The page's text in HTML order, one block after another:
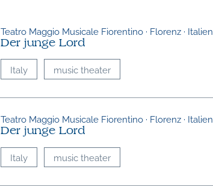
Teatro Maggio Musicale Fiorentino · Florenz · Italien
Der junge Lord
Italy music theater
Teatro Maggio Musicale Fiorentino · Florenz · Italien
Der junge Lord
Italy music theater